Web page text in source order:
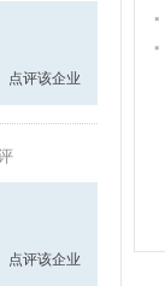
点评该企业
点评该企业